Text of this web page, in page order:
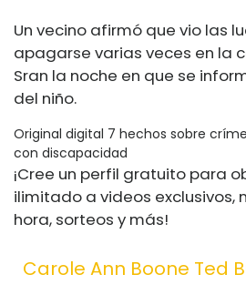
Un vecino afirmó que vio las
apagarse varias veces en la
Sran la noche en que se
del niño.
Original digital 7 hechos sobre
con discapacidad
¡Cree un perfil gratuito para
ilimitado a videos exclusivos,
hora, sorteos y más!
Carole Ann Boone Ted